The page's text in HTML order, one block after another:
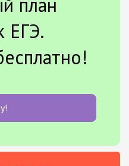
ЕГЭ.